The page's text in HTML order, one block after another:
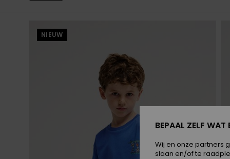
NIEUW
BEPAAL ZELF WAT
Wij en onze partners
slaan en/of te